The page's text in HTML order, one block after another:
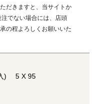
ハキャリア、LCD製造
はVictrex plcの日本に
燃焼性UL94 V-2
す。比重が0.9と汎用
品性、耐加水分解
いプラスチックとし
だきますと、当サイトか
でない場合には、店頭
の程よろしくお願いいた
) 5 X 95